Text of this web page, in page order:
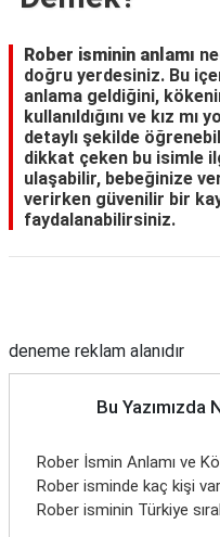
Rober isminin anlamı
doğru yerdesiniz. Bu
anlama geldiğini,
kullanıldığını ve kız
detaylı şekilde
dikkat çeken bu isimle
ulaşabilir, bebeğinize
verirken güvenilir bir
faydalanabilirsiniz.
deneme reklam alanıdır
Bu Yazımızda
Rober İsmin Anlamı ve
Rober isminde kaç kişi
Rober isminin Türkiye